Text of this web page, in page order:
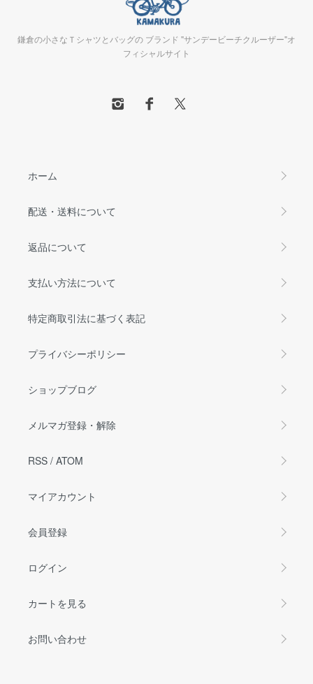
鎌倉の小さなＴシャツとバッグの ブランド "サンデービーチクルーザー"オ
フィシャルサイト
ホーム
配送・送料について
返品について
支払い方法について
特定商取引法に基づく表記
プライバシーポリシー
ショップブログ
メルマガ登録・解除
RSS / ATOM
マイアカウント
会員登録
ログイン
カートを見る
お問い合わせ